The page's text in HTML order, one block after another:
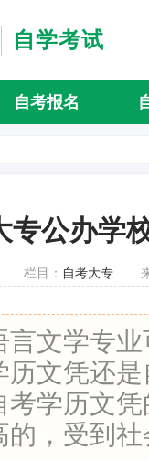
自学考试
自考报名
专公办学
栏目： 自考大专
言文学专
文凭还
学历文
，受到